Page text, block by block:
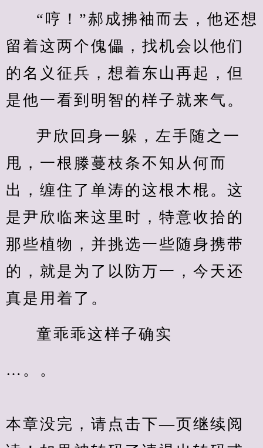
“哼！”郝成拂袖而去，他还想
留着这两个傀儡，找机会以他们
的名义征兵，想着东山再起，但
是他一看到明智的样子就来气。
尹欣回身一躲，左手随之一
甩，一根滕蔓枝条不知从何而
出，缠住了单涛的这根木棍。这
是尹欣临来这里时，特意收拾的
那些植物，并挑选一些随身携带
的，就是为了以防万一，今天还
真是用着了。
童乖乖这样子确实
…。。
本章没完，请点击下—页继续阅